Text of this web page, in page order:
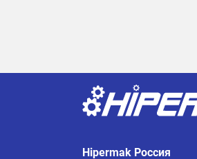
Hipermak Россия